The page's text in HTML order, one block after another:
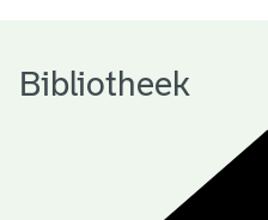
hBibliotheek